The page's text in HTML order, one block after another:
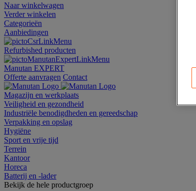
Naar winkelwagen
Verder winkelen
Categorieën
Aanbiedingen
Refurbished producten
Manutan EXPERT
Offerte aanvragen Contact
Magazijn en werkplaats
Veiligheid en gezondheid
Industriële benodigdheden en gereedschap
Verpakking en opslag
Hygiëne
Sport en vrije tijd
Terrein
Kantoor
Horeca
Batterij en -lader
Bekijk de hele productgroep